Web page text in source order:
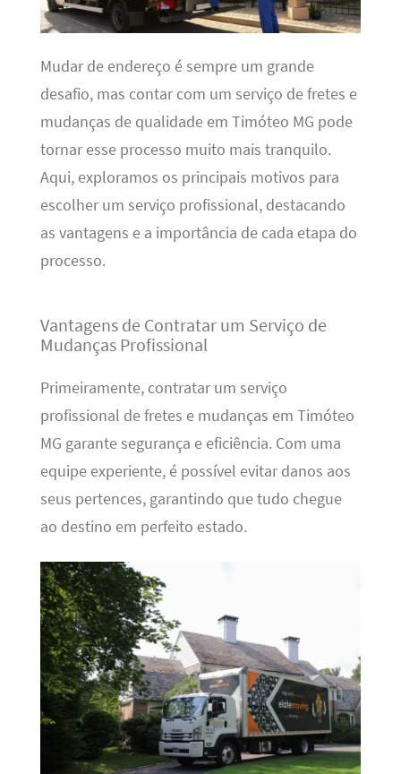
Mudar de endereço é sempre um grande
desafio, mas contar com um serviço de fretes e
mudanças de qualidade em Timóteo MG pode
tornar esse processo muito mais tranquilo.
Aqui, exploramos os principais motivos para
escolher um serviço profissional, destacando
as vantagens e a importância de cada etapa do
processo.
Vantagens de Contratar um Serviço de
Mudanças Profissional
Primeiramente, contratar um serviço
profissional de fretes e mudanças em Timóteo
MG garante segurança e eficiência. Com uma
equipe experiente, é possível evitar danos aos
seus pertences, garantindo que tudo chegue
ao destino em perfeito estado.